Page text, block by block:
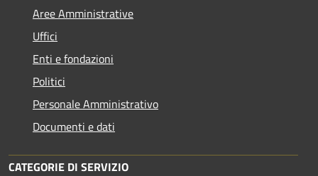
Aree Amministrative
Uffici
Enti e fondazioni
Politici
Personale Amministrativo
Documenti e dati
CATEGORIE DI SERVIZIO